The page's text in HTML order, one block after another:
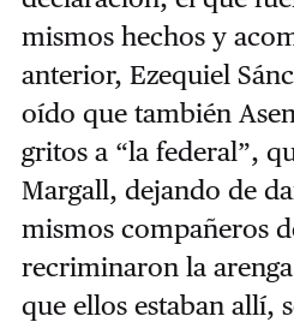
mismos hechos y
anterior, Ezequiel
oído que también
gritos a “la federal”,
Margall, dejando de
mismos compañeros
recriminaron la
que ellos estaban allí,